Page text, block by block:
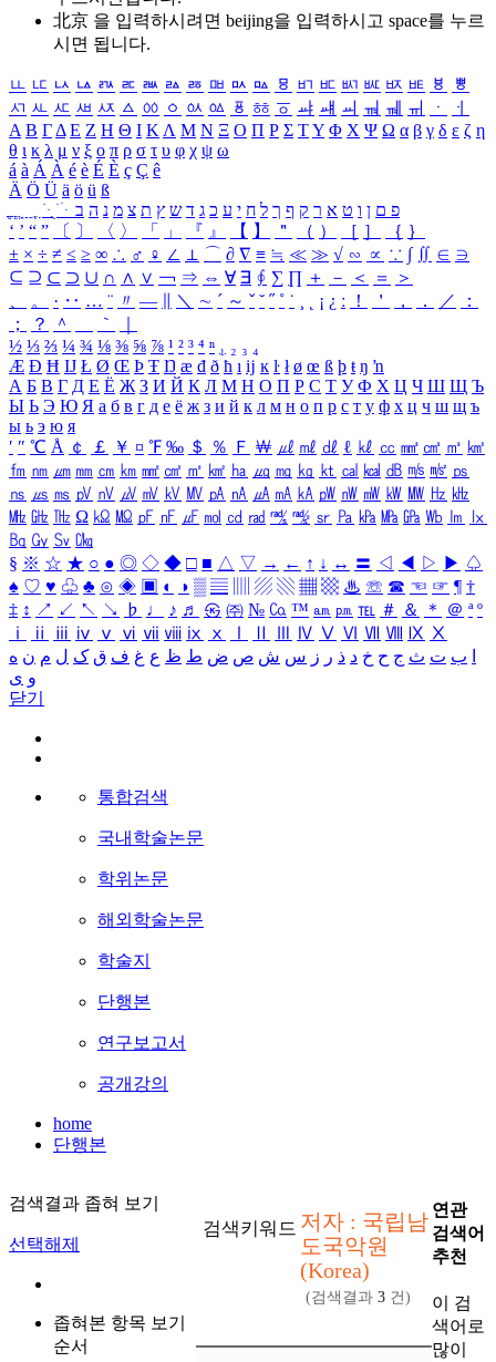
北京 을 입력하시려면 beijing을 입력하시고 space를 누르
시면 됩니다.
ㅥ ㅦ ㅧ ㅨ ㅩ ㅪ ㅫ ㅬ ㅭ ㅮ ㅯ ㅰ ㅱ ㅲ ㅳ ㅴ ㅵ ㅶ ㅷ ㅸ
ㅹ
ㅺ ㅻ ㅼ ㅽ ㅾ ㅿ ㆀ ㆁ ㆂ ㆃ ㆄ ㆅ ㆆ ㆇ ㆈ ㆉ ㆊ ㆋ ㆌ ㆍ
ㆎ
Α Β ΓΔ Ε Ζ Η Θ Ι ΚΛ Μ Ν Ξ Ο Π Ρ Σ ΤΥ Φ Χ Ψ Ω α β γ δ ε ζ η
θ ι κ λ μ ν ξ ο π ρ σ τ υ φ χ ψ ω
á à Á À é è É È ç Ç ê
Ä Ö Ü ä ö ü ß
ִֶֹ ֻּ ׁׂ פ ם ן ו ט א ר ק ף ך ל ח י ע כ ג ד ש ץ ת צ מ נ ה ב
‘ ’ “ ” 〔 〕 〈 〉 「 」 『 』 【 】 ＂ （ ） ［ ］ ｛ ｝
± × ÷ ≠ ≤ ≥ ∞ ∴ ♂ ♀ ∠ ⊥ ⌒ ∂ ∇ ≡ ≒ ≪ ≫ √ ∽ ∝ ∵ ∫ ∬ ∈ ∋
⊆ ⊇ ⊂ ⊃ ∪ ∩ ∧ ∨ ￢ ⇒ ⇔ ∀ ∃ ∮ ∑ ∏ ＋ － ＜ ＝
＞
、
。 · ‥ … ¨ 〃 ― ＼ ∼ ´ ～ ˇ ˘ ˝ ˚ ˙ ¸ ¡ ¿ ː ！ ＇ ， ． ／
：
；
？ ＾ ｀
½ ⅓ ⅔ ¼ ¾ ⅛ ⅜ ⅝ ⅞ ¹ ² ³ ⁴ ⁿ ₁ ₂ ₃ ₄
Æ Ð Ħ Ĳ Ł Ø Œ Þ Ŧ Ŋ æ đ ð ħ ı ĳ ĸ ŀ ł ø œ ß þ ŧ ŋ ŉ
А Б В Г Д Е Ё Ж З И Й К Л М Н О П Р С Т У Ф Х Ц Ч Ш Щ Ъ
Ы Ь Э Ю Я а б в г д е ё ж з и й к л м н о п р с т у ф х ц ч ш щ ъ
ы ь э ю я
′ ″ ℃ Å ￠ ￡ ￥ ¤ ℉ ‰ ＄ ％ Ｆ ￦ ㎕ ㎖ ㎗ ℓ ㎘ ㏄ ㎣ ㎤ ㎥ ㎦
㎙ ㎚ ㎛ ㎜ ㎝ ㎞ ㎟ ㎠ ㎡ ㎢ ㏊ ㎍ ㎎ ㎏ ㏏ ㎈ ㎉ ㏈ ㎧ ㎨ ㎰
㎱ ㎲ ㎳ ㎴ ㎵ ㎶ ㎷ ㎸ ㎹ ㎀ ㎁ ㎂ ㎃ ㎄ ㎺ ㎻ ㎽ ㎾ ㎿ ㎐ ㎑
㎒ ㎓ ㎔ Ω ㏀ ㏁ ㎊ ㎋ ㎌ ㏖ ㏅ ㎭ ㎮ ㎯ ㏛ ㎩ ㎪ ㎫ ㎬ ㏝ ㏐
㏓
㏃ ㏉ ㏜ ㏆
§ ※ ☆ ★ ○ ● ◎ ◇ ◆ □ ■ △ ▽ → ← ↑ ↓ ↔ 〓 ◁ ◀ ▷ ▶ ♤
♠ ♡ ♥ ♧ ♣ ⊙ ◈ ▣ ◐ ◑ ▒ ▤ ▨ ▧ ▦ ▩ ♨ ☏ ☎ ☜ ☞ ¶ †
‡ ↕ ↗ ↙ ↖ ↘ ♭ ♩ ♪ ♬ ㉿ ㈜ № ㏇ ™ ㏂ ㏘ ℡ ＃ ＆ ＊ ＠ ª º
ⅰ
ⅱ ⅲ ⅳ ⅴ ⅵ ⅶ ⅷ ⅸ ⅹ Ⅳ Ⅴ Ⅵ Ⅶ Ⅷ Ⅸ Ⅹ
ب ت ث ج ح خ د ذ ر ز س ش ص ض ط ظ ع غ ف ق ک ل م ن ه
و ی
닫기
통합검색
국내학술논문
학위논문
해외학술논문
학술지
단행본
연구보고서
공개강의
home
단행본
검색결과 좁혀 보기
선택해제
좁혀본 항목 보기
순서
검색키워드 저자 : 국립남
도국악원
(Korea)
(검색결과 3 건)
연관
검색어
추천
이 검
색어로
많이